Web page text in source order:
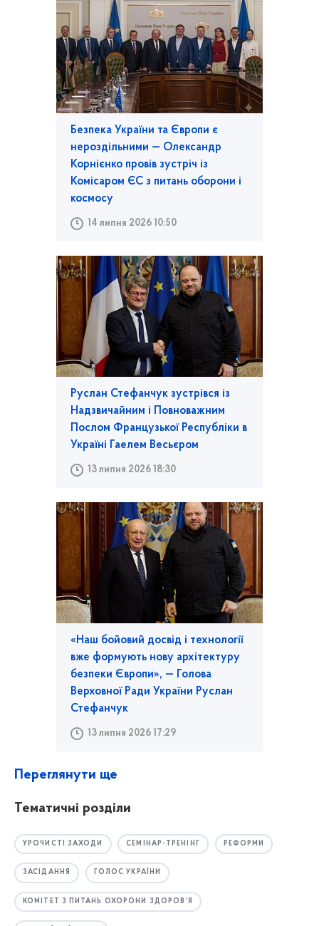
Безпека України та Європи є
нероздільними — Олександр
Корнієнко провів зустріч із
Комісаром ЄС з питань оборони і
космосу
14 липня 2026 10:50
Руслан Стефанчук зустрівся із
Надзвичайним і Повноважним
Послом Французької Республіки в
Україні Гаелем Весьєром
13 липня 2026 18:30
«Наш бойовий досвід і технології
вже формують нову архітектуру
безпеки Європи», — Голова
Верховної Ради України Руслан
Стефанчук
13 липня 2026 17:29
Переглянути ще
Тематичні розділи
УРОЧИСТІ ЗАХОДИ СЕМІНАР-ТРЕНІНГ РЕФОРМИ
ЗАСІДАННЯ ГОЛОС УКРАЇНИ
КОМІТЕТ З ПИТАНЬ ОХОРОНИ ЗДОРОВ’Я